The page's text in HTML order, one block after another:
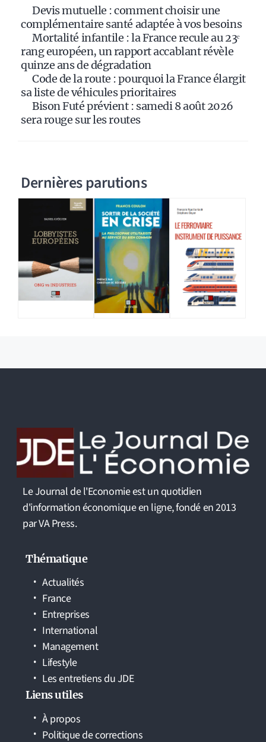
Devis mutuelle : comment choisir une
complémentaire santé adaptée à vos besoins
Mortalité infantile : la France recule au 23ᵉ
rang européen, un rapport accablant révèle
quinze ans de dégradation
Code de la route : pourquoi la France élargit
sa liste de véhicules prioritaires
Bison Futé prévient : samedi 8 août 2026
sera rouge sur les routes
Dernières parutions
Le Journal de l'Economie est un quotidien
d'information économique en ligne, fondé en 2013
par VA Press.
Thématique
Actualités
France
Entreprises
International
Management
Lifestyle
Les entretiens du JDE
Liens utiles
À propos
Politique de corrections